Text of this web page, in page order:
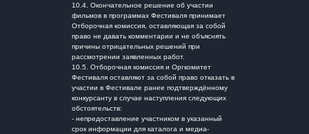
10.4. Окончательное решение об участии
фильмов в программах Фестиваля принимает
Отборочная комиссия, оставляющая за собой
право не давать комментарии и не объяснять
причины отрицательных решений при
рассмотрении заявленных работ.
10.5. Отборочная комиссия и Оргкомитет
Фестиваля оставляют за собой право отказать в
участии в Фестивале ранее подтверждённому
конкурсанту в случае наступления следующих
обстоятельств:
- непредоставление участником в указанный
срок информации для каталога и медиа-